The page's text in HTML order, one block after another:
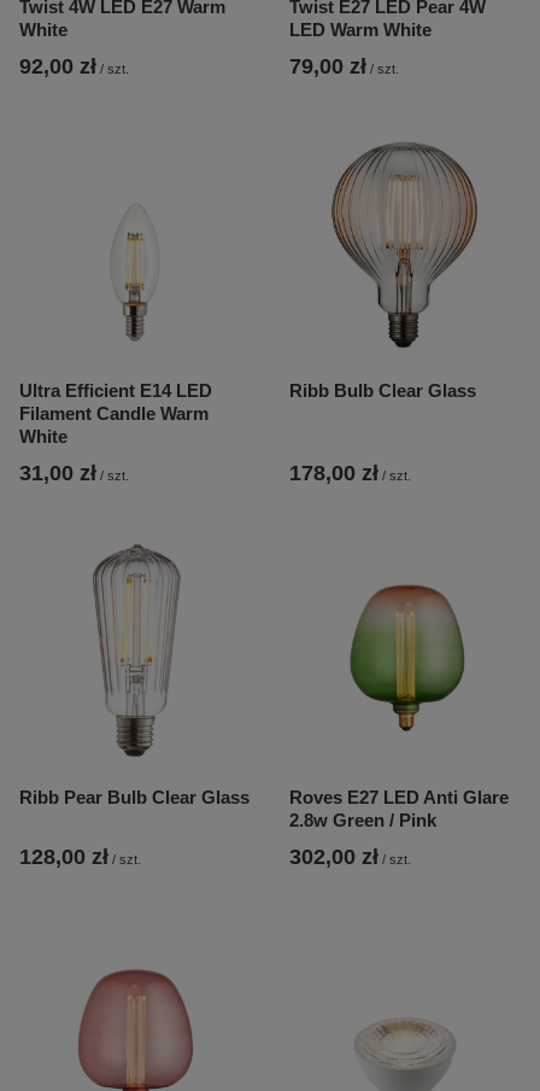
Twist 4W LED E27 Warm
White
92,00 zł / szt.
Twist E27 LED Pear 4W
LED Warm White
79,00 zł / szt.
Ultra Efficient E14 LED
Filament Candle Warm
White
31,00 zł / szt.
Ribb Bulb Clear Glass
178,00 zł / szt.
Ribb Pear Bulb Clear Glass
128,00 zł / szt.
Roves E27 LED Anti Glare
2.8w Green / Pink
302,00 zł / szt.